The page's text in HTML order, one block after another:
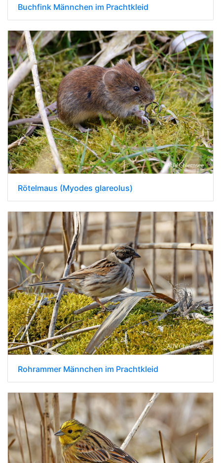
Buchfink Männchen im Prachtkleid
Rötelmaus (Myodes glareolus)
Rohrammer Männchen im Prachtkleid